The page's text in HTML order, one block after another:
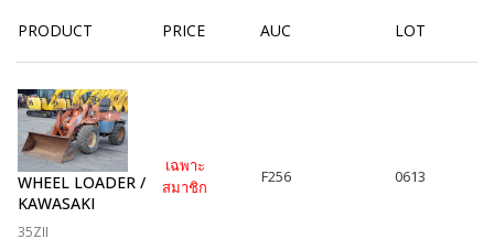
PRODUCT PRICE AUC LOT
WHEEL LOADER /
KAWASAKI
35ZII
เฉพาะ
สมาชิก
F256 0613